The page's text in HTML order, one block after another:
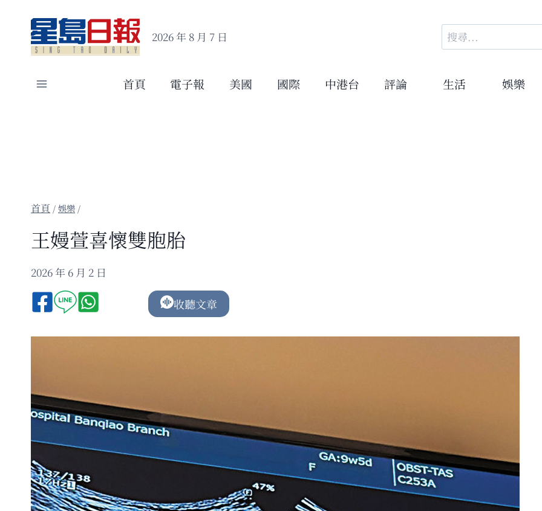
content
2026 年 8 月 7 日
搜
尋
鍵
首頁 電子報 美國 國際 中港台 評論 生活 娛樂
/娛樂 /
王嫚萱喜懷雙胞胎
2026 年 6 月 2 日
收聽文章